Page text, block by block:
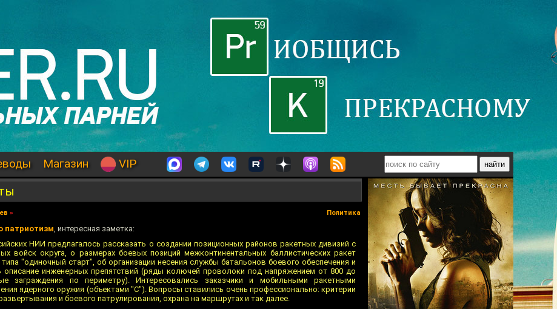
Магазин VIP
» Политика
патриотизм, интересная заметка:
НИИ предлагалось рассказать о создании позиционных районов ракетных дивизий с
войск округа, о размерах боевых позиций межконтинентальных баллистических ракет
"одиночный старт", об организации несения службы батальонов боевого обеспечения и
инженерных препятствий (ряды колючей проволоки под напряжением от 800 до
заграждения по периметру). Интересовались заказчики и мобильными ракетными
ядерного оружия (объектами "С"). Вопросы ставились очень профессионально: критерии
и боевого патрулирования, охрана на маршрутах и так далее.